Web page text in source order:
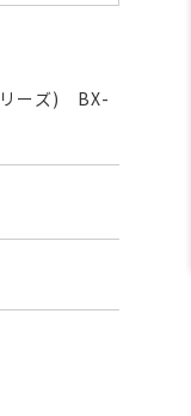
リーズ) BX-